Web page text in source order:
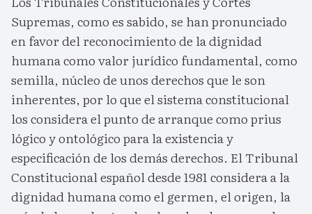
Supremas, como es sabido, se han pronunciado
en favor del reconocimiento de la dignidad
humana como valor jurídico fundamental, como
semilla, núcleo de unos derechos que le son
inherentes, por lo que el sistema constitucional
los considera el punto de arranque como prius
lógico y ontológico para la existencia y
especificación de los demás derechos. El Tribunal
Constitucional español desde 1981 considera a la
dignidad humana como el germen, el origen, la